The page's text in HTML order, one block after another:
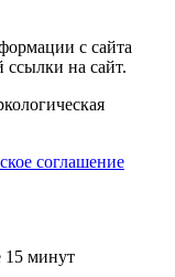
с сайта
ссылки на сайт.
соглашение
15 минут